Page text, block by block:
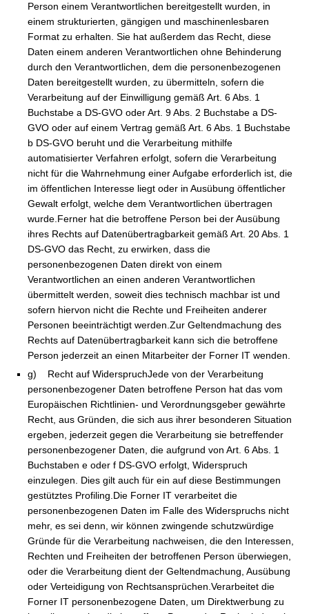
Person einem Verantwortlichen bereitgestellt wurden, in
einem strukturierten, gängigen und maschinenlesbaren
Format zu erhalten. Sie hat außerdem das Recht, diese
Daten einem anderen Verantwortlichen ohne Behinderung
durch den Verantwortlichen, dem die personenbezogenen
Daten bereitgestellt wurden, zu übermitteln, sofern die
Verarbeitung auf der Einwilligung gemäß Art. 6 Abs. 1
Buchstabe a DS-GVO oder Art. 9 Abs. 2 Buchstabe a DS-
GVO oder auf einem Vertrag gemäß Art. 6 Abs. 1 Buchstabe
b DS-GVO beruht und die Verarbeitung mithilfe
automatisierter Verfahren erfolgt, sofern die Verarbeitung
nicht für die Wahrnehmung einer Aufgabe erforderlich ist, die
im öffentlichen Interesse liegt oder in Ausübung öffentlicher
Gewalt erfolgt, welche dem Verantwortlichen übertragen
wurde.Ferner hat die betroffene Person bei der Ausübung
ihres Rechts auf Datenübertragbarkeit gemäß Art. 20 Abs. 1
DS-GVO das Recht, zu erwirken, dass die
personenbezogenen Daten direkt von einem
Verantwortlichen an einen anderen Verantwortlichen
übermittelt werden, soweit dies technisch machbar ist und
sofern hiervon nicht die Rechte und Freiheiten anderer
Personen beeinträchtigt werden.Zur Geltendmachung des
Rechts auf Datenübertragbarkeit kann sich die betroffene
Person jederzeit an einen Mitarbeiter der Forner IT wenden.
g) Recht auf WiderspruchJede von der Verarbeitung
personenbezogener Daten betroffene Person hat das vom
Europäischen Richtlinien- und Verordnungsgeber gewährte
Recht, aus Gründen, die sich aus ihrer besonderen Situation
ergeben, jederzeit gegen die Verarbeitung sie betreffender
personenbezogener Daten, die aufgrund von Art. 6 Abs. 1
Buchstaben e oder f DS-GVO erfolgt, Widerspruch
einzulegen. Dies gilt auch für ein auf diese Bestimmungen
gestütztes Profiling.Die Forner IT verarbeitet die
personenbezogenen Daten im Falle des Widerspruchs nicht
mehr, es sei denn, wir können zwingende schutzwürdige
Gründe für die Verarbeitung nachweisen, die den Interessen,
Rechten und Freiheiten der betroffenen Person überwiegen,
oder die Verarbeitung dient der Geltendmachung, Ausübung
oder Verteidigung von Rechtsansprüchen.Verarbeitet die
Forner IT personenbezogene Daten, um Direktwerbung zu